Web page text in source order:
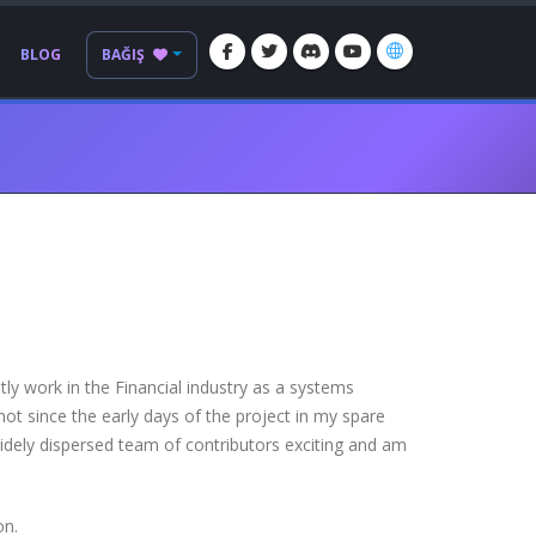
BLOG BAĞIŞ
work in the Financial industry as a systems
since the early days of the project in my spare
dispersed team of contributors exciting and am